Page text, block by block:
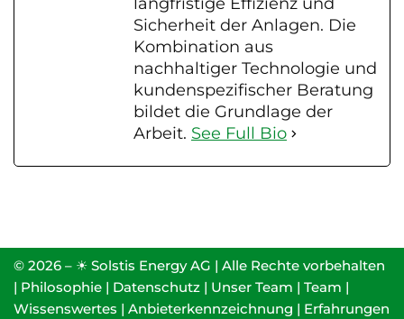
langfristige Effizienz und
Sicherheit der Anlagen. Die
Kombination aus
nachhaltiger Technologie und
kundenspezifischer Beratung
bildet die Grundlage der
Arbeit. See Full Bio
© 2026 – ☀ Solstis Energy AG | Alle Rechte vorbehalten
| Philosophie | Datenschutz | Unser Team | Team |
Wissenswertes | Anbieterkennzeichnung | Erfahrungen